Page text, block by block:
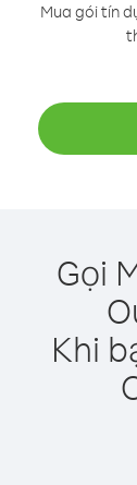
Mua gói tín
Gọi
Khi